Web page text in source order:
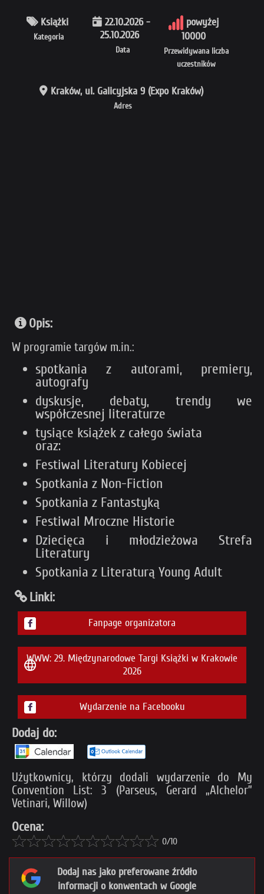
Kategoria
Książki
Data
22.10.2026 -
25.10.2026
Przewidywana liczba
uczestników
powyżej
10000
Adres
Kraków, ul. Galicyjska 9 (Expo Kraków)
Opis:
W programie targów m.in.:
spotkania z autorami, premiery,
autografy
dyskusje, debaty, trendy we
współczesnej literaturze
tysiące książek z całego świata
oraz:
Festiwal Literatury Kobiecej
Spotkania z Non-Fiction
Spotkania z Fantastyką
Festiwal Mroczne Historie
Dziecięca i młodzieżowa Strefa
Literatury
Spotkania z Literaturą Young Adult
Linki:
Fanpage organizatora
WWW: 29. Międzynarodowe Targi Książki w Krakowie
2026
Wydarzenie na Facebooku
Dodaj do:
Użytkownicy, którzy dodali wydarzenie do My
Convention List: 3 (Parseus, Gerard „Alchelor”
Vetinari, Willow)
Ocena:
0/10
Dodaj nas jako preferowane źródło
informacji o konwentach w Google